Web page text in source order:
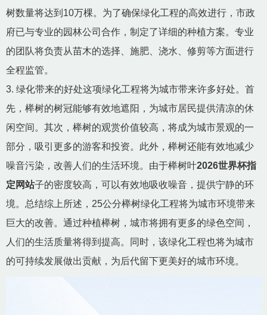
树数量将达到10万棵。为了确保绿化工程的高效进行，市政
府已与专业的园林公司合作，制定了详细的种植方案。专业
的团队将负责从苗木的选择、施肥、浇水、修剪等方面进行
全程监管。
3. 绿化带来的好处这项绿化工程将为城市带来许多好处。首
先，榉树的树冠能够有效地遮阳，为城市居民提供清凉的休
闲空间。其次，榉树的观赏价值较高，将成为城市景观的一
部分，吸引更多的游客和投资。此外，榉树还能有效地减少
噪音污染，改善人们的生活环境。由于榉树叶2026世界杯指
定网站子的密度较高，可以有效地吸收噪音，提供宁静的环
境。总结综上所述，25公分榉树绿化工程将为城市环境带来
巨大的改善。通过种植榉树，城市将拥有更多的绿色空间，
人们的生活质量将得到提高。同时，该绿化工程也将为城市
的可持续发展做出贡献，为后代留下更美好的城市环境。